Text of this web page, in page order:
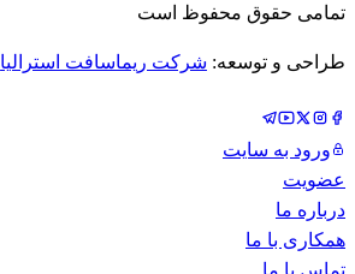
تمامی حقوق محفوظ است
طراحی و توسعه: شرکت ریماسافت استرالیا
ورود به سایت
عضویت
درباره ما
همکاری با ما
تماس با ما